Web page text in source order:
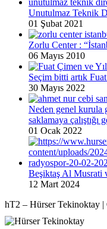
Unutulmaz Teknik
01 Şubat 2021
Zorlu Center :
06 Mayıs 2010
Seçim bitti artık
30 Mayıs 2022
Neden genel kurula
saklamaya çalıştığı
01 Ocak 2022
Beşiktaş Al Musrati
12 Mart 2024
hT2 – Hürser Tekinoktay